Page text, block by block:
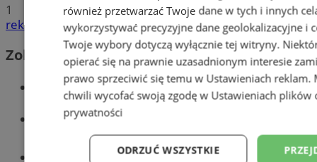
1
reklama
Zobacz również
Wiadomości kryminalne w Wodzisławiu
Wiadomości lokalne
Tworzenie stron www - Wodzisław
również przetwarzać Twoje dane w tych i innych
wykorzystywać precyzyjne dane geolokalizacyjne i
Twoje wybory dotyczą wyłącznie tej witryny.
opierać się na prawnie uzasadnionym interesie
prawo sprzeciwić się temu w Ustawieniach reklam.
chwili wycofać swoją zgodę w Ustawieniach plików
prywatności
ODRZUĆ WSZYSTKIE